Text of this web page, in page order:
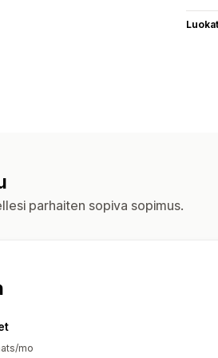
Luokat
parhaiten sopiva sopimus.
mo